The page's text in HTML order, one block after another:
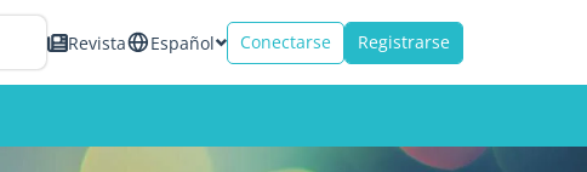
Revista Español Conectarse Registrarse